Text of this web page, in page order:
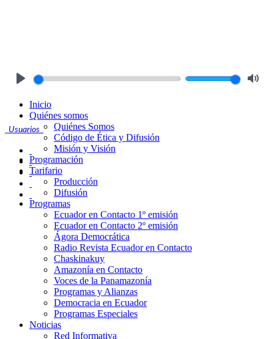
Usuarios
Inicio
Quiénes somos
Quiénes Somos
Código de Ética y Difusión
Misión y Visión
Programación
Tarifario
Producción
Difusión
Programas
Ecuador en Contacto 1º emisión
Ecuador en Contacto 2º emisión
Ágora Democrática
Radio Revista Ecuador en Contacto
Chaskinakuy
Amazonía en Contacto
Voces de la Panamazonía
Programas y Alianzas
Democracia en Ecuador
Programas Especiales
Noticias
Red Informativa